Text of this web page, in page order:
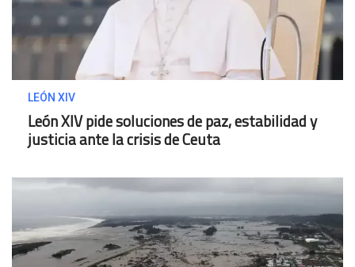
LEÓN XIV
León XIV pide soluciones de paz, estabilidad y
justicia ante la crisis de Ceuta